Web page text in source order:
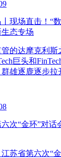
丨现场直击！“
态专场
管的达摩克利
巨头和
雄逐鹿逐步拉
次“金环”对
苏省第六次“